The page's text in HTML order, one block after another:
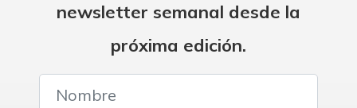
newsletter semanal desde la
próxima edición.